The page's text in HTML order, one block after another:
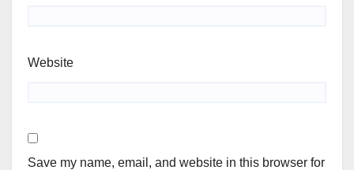
Website
Save my name, email, and website in this browser for